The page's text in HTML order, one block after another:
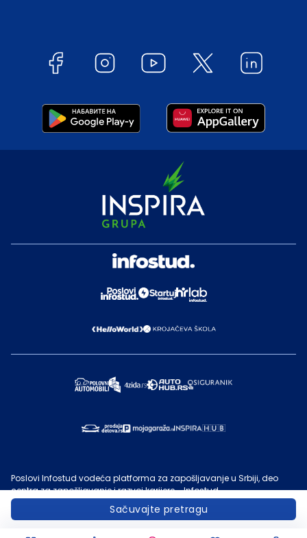
Sačuvajte pretragu
Poslovi Infostud vodeća platforma za zapošljavanje u Srbiji, deo
centra za zapošljavanje i razvoj karijere - Infostud.
©
Infostud rešenja d.o.o. Subotica
Poslovi.infostud.com
je vlasništvo Infostuda. Zabranjeno je njegovo